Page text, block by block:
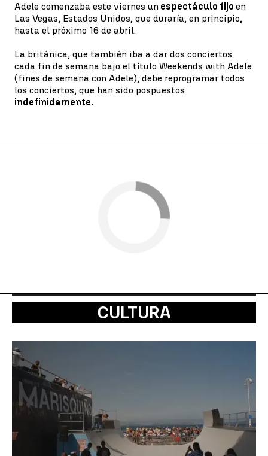
Adele comenzaba este viernes un espectáculo fijo en
Las Vegas, Estados Unidos, que duraría, en principio,
hasta el próximo 16 de abril.
La británica, que también iba a dar dos conciertos
cada fin de semana bajo el título Weekends with Adele
(fines de semana con Adele), debe reprogramar todos
los conciertos, que han sido pospuestos
indefinidamente.
CULTURA